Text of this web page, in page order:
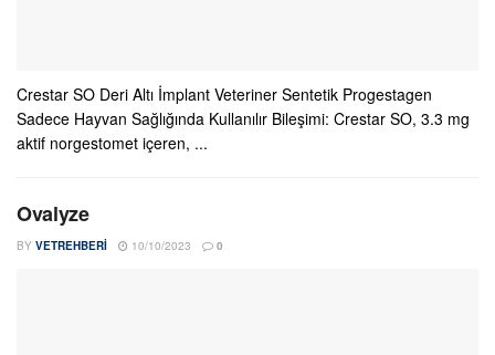
Crestar SO Deri Altı İmplant Veteriner Sentetik Progestagen
Sadece Hayvan Sağlığında Kullanılır Bileşimi: Crestar SO, 3.3 mg
aktif norgestomet içeren, ...
Ovalyze
BY VETREHBERI 10/10/2023 0